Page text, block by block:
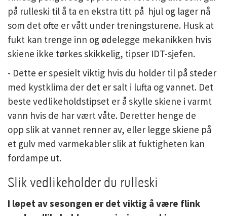
på rulleski til å ta en ekstra titt på hjul og lager nå
som det ofte er vått under treningsturene. Husk at
fukt kan trenge inn og ødelegge mekanikken hvis
skiene ikke tørkes skikkelig, tipser IDT-sjefen.
- Dette er spesielt viktig hvis du holder til på steder
med kystklima der det er salt i lufta og vannet. Det
beste vedlikeholdstipset er å skylle skiene i varmt
vann hvis de har vært våte. Deretter henge de
opp slik at vannet renner av, eller legge skiene på
et gulv med varmekabler slik at fuktigheten kan
fordampe ut.
Slik vedlikeholder du rulleski
I løpet av sesongen er det viktig å være flink